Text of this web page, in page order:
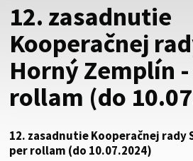
Táto stránka je zabezpečená
Buďte pozorní a vždy sa uistite, že
cez zabezpečenú webovú stránku.
vždy začína https:// pred názvom
12. zasadnutie
Kooperačnej
Horný Zemplín
rollam (do
12. zasadnutie Kooperačnej rady
per rollam (do 10.07.2024)